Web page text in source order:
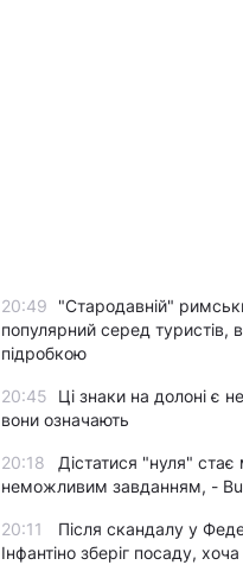
20:49
"Стародавній"
популярний серед туристів,
підробкою
20:45
Ці знаки на долоні є
вони означають
20:18
Дістатися "нуля"
неможливим завданням, -
20:11
Після скандалу у
Інфантіно зберіг посаду,